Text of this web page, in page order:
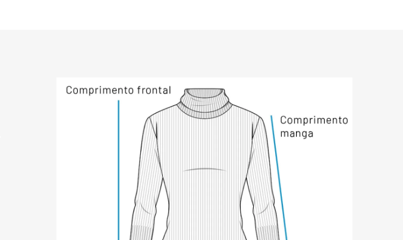
50% acrílico combina respirabilidade, maciez e resistência,
garantindo toque confortável na pele, boa durabilidade e
manutenção da forma mesmo após o uso contínuo.
Extremamente versátil, pode ser usado sozinho com botas
para um look elegante e minimalista, ou em sobreposições
com casacos de lã, trench coats e jaquetas para
composições mais elaboradas. Seja para o dia a dia,
viagens de inverno ou ocasiões casuais sofisticadas, o
Vestido Calchaquí marrom terracota é uma peça
estratégica no guarda-roupa feminino, entregando estilo,
conforto e adaptabilidade climática em uma única